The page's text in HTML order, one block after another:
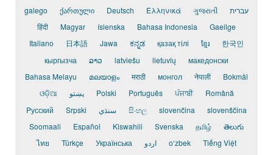
galego
ქართული Deutsch Ελληνικά ગુજરાતી
עברית
हिंदी
Magyar íslenska Bahasa Indonesia
Gaeilge
Italiano
日本語 Jawa ಕನ್ನಡ қазақ тілі ខ្មែរ
한국인
кыргызча
ລາວ latviešu lietuvių
македонски
Bahasa Melayu
മലയാളം मराठी монгол नेपाली
Bokmål
ଓଡ଼ିଆ
پښتو Polski Português ਪੰਜਾਬੀ
Română
Pусский
Srpski سنڌي සිංහල slovenčina
slovenščina
Soomaali
Español Kiswahili Svenska தமிழ்
తెలుగు
ไทย
Türkçe Українська اردو o‘zbek
Tiếng Việt